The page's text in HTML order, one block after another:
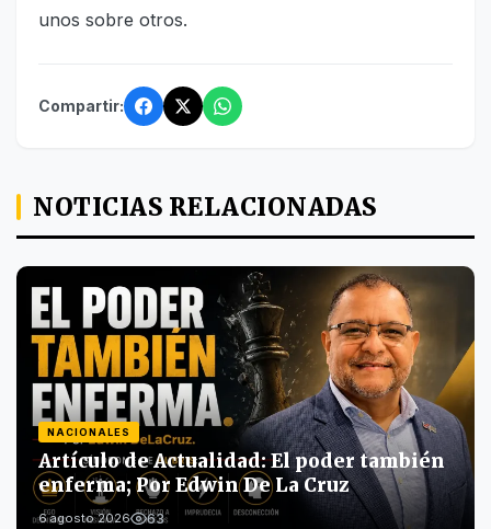
unos sobre otros.
Compartir:
NOTICIAS RELACIONADAS
NACIONALES
Artículo de Actualidad: El poder también
enferma; Por Edwin De La Cruz
6 agosto 2026 63